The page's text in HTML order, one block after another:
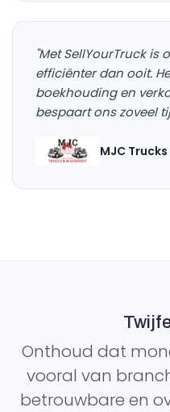
"Met SellYourTruck is
efficiënter dan ooit.
boekhouding en
bespaart ons zoveel
MJC
Onthoud dat
vooral van
betrouwbare en